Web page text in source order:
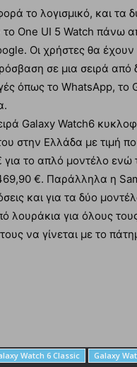
το λογισμικό, και τα
το One UI 5 Watch πάνω
Οι χρήστες θα
σε μια σειρά από
όπως το WhatsApp, το
Galaxy Watch6
στην Ελλάδα με τιμή
για το απλό μοντέλο ενώ
€. Παράλληλα η
και για τα δύο
λουράκια για όλους
να γίνεται με το
Watch 6 Classic Galaxy